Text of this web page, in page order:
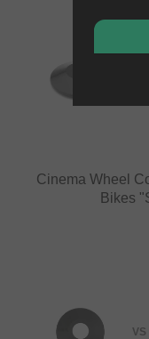
Cinema Wheel
Bikes
VS